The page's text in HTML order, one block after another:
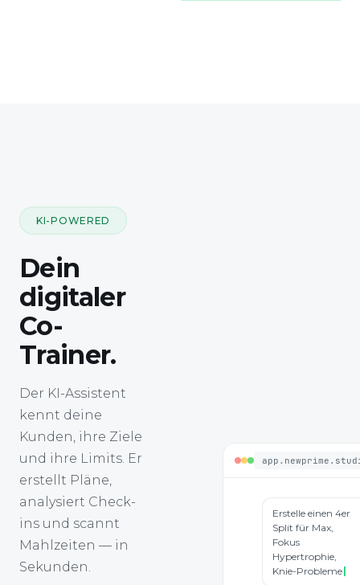
KI-POWERED
Dein
digitaler
Co-
Trainer.
Der KI-Assistent
kennt deine
Kunden, ihre Ziele
und ihre Limits. Er
erstellt Pläne,
analysiert Check-
ins und scannt
Mahlzeiten — in
Sekunden.
Split für Max,
Fokus
Hypertrophie,
Knie-Probleme
beachten